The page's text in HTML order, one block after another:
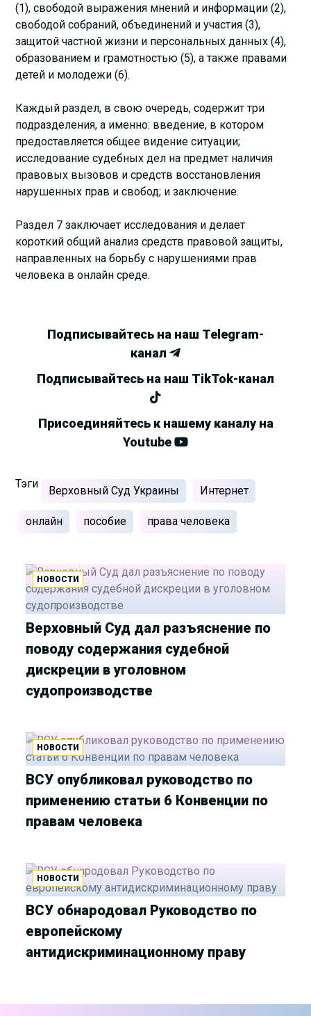
(1), свободой выражения мнений и информации (2),
свободой собраний, объединений и участия (3),
защитой частной жизни и персональных данных (4),
образованием и грамотностью (5), а также правами
детей и молодежи (6).
Каждый раздел, в свою очередь, содержит три
подразделения, а именно: введение, в котором
предоставляется общее видение ситуации;
исследование судебных дел на предмет наличия
правовых вызовов и средств восстановления
нарушенных прав и свобод; и заключение.
Раздел 7 заключает исследования и делает
короткий общий анализ средств правовой защиты,
направленных на борьбу с нарушениями прав
человека в онлайн среде.
Подписывайтесь на наш Telegram-
канал
Подписывайтесь на наш TikTok-канал
Присоединяйтесь к нашему каналу на
Youtube
Тэги
Верховный Суд Украины Интернет
онлайн пособие права человека
НОВОСТИ
Верховный Суд дал разъяснение по
поводу содержания судебной
дискреции в уголовном
судопроизводстве
НОВОСТИ
ВСУ опубликовал руководство по
применению статьи 6 Конвенции по
правам человека
НОВОСТИ
ВСУ обнародовал Руководство по
европейскому
антидискриминационному праву